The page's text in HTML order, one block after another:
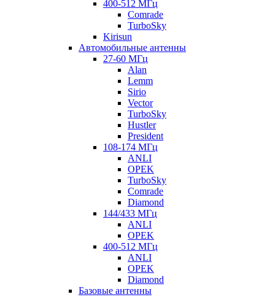
400-512 МГц
Comrade
TurboSky
Kirisun
Автомобильные антенны
27-60 МГц
Alan
Lemm
Sirio
Vector
TurboSky
Hustler
President
108-174 МГц
ANLI
OPEK
TurboSky
Comrade
Diamond
144/433 МГц
ANLI
OPEK
400-512 МГц
ANLI
OPEK
Diamond
Базовые антенны